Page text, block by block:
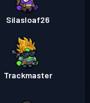
Silasloaf26
Trackmaster